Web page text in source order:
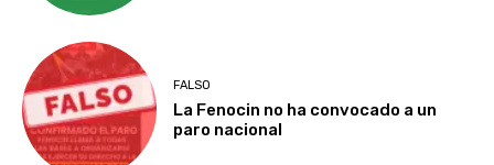
FALSO
La Fenocin no ha convocado a un
paro nacional